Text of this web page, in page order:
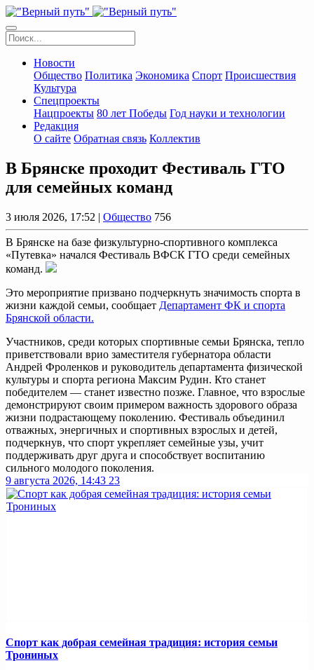
Новости
Общество Политика Экономика Спорт Происшествия
Культура
Спецпроекты
Нацпроекты 80 лет Победы Год науки и технологии
Редакция
О сайте Обратная связь Коллектив
В Брянске проходит Фестиваль ГТО
для семейных команд
3 июля 2026, 17:52 | Общество 756
В Брянске на базе физкультурно-спортивного комплекса
«Путевка» начался Фестиваль ВФСК ГТО среди семейных
команд.
Это мероприятие призвано подчеркнуть значимость спорта в
жизни каждой семьи, сообщает Департамент ФК и спорта
Брянской области.
Участников, среди которых спортивные семьи Брянска, тепло
приветствовали врио заместителя губернатора области
Андрей Фроленков и руководитель департамента физической
культуры и спорта региона Максим Рудин. Кто станет
победителем — станет известно позже. Главное, что взрослые
демонстрируют своим примером важность здорового образа
жизни подрастающему поколению. Фестиваль объединил
отважных, энергичных и спортивных взрослых и детей,
подчеркнув, что спорт укрепляет семейные узы, учит
поддерживать друг друга и способствует воспитанию
сильного молодого поколения.
9 августа 2026, 14:43 23
Спорт как добрая семейная традиция: история семьи
Трониных